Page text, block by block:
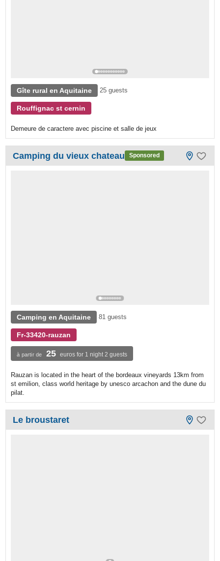
Gîte rural en Aquitaine 25 guests
Rouffignac st cernin
Demeure de caractere avec piscine et salle de jeux
Camping du vieux chateau Sponsored
Camping en Aquitaine 81 guests
Fr-33420-rauzan
à partir de 25 euros for 1 night 2 guests
Rauzan is located in the heart of the bordeaux vineyards 13km from
st emilion, class world heritage by unesco arcachon and the dune du
pilat.
Le broustaret